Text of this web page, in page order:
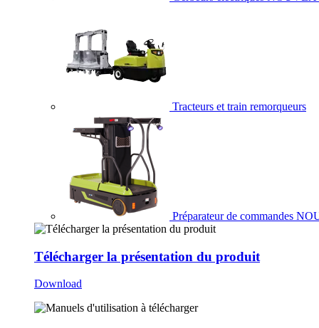
Tracteurs et train remorqueurs
Préparateur de commandes
Télécharger la présentation du produit
Download